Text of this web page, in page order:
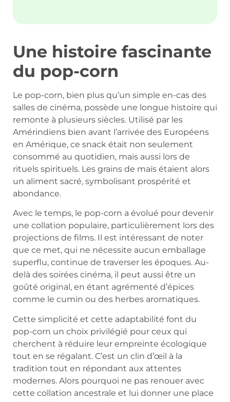
Une histoire fascinante
du pop-corn
Le pop-corn, bien plus qu’un simple en-cas des
salles de cinéma, possède une longue histoire qui
remonte à plusieurs siècles. Utilisé par les
Amérindiens bien avant l’arrivée des Européens
en Amérique, ce snack était non seulement
consommé au quotidien, mais aussi lors de
rituels spirituels. Les grains de maïs étaient alors
un aliment sacré, symbolisant prospérité et
abondance.
Avec le temps, le pop-corn a évolué pour devenir
une collation populaire, particulièrement lors des
projections de films. Il est intéressant de noter
que ce met, qui ne nécessite aucun emballage
superflu, continue de traverser les époques. Au-
delà des soirées cinéma, il peut aussi être un
goûté original, en étant agrémenté d’épices
comme le cumin ou des herbes aromatiques.
Cette simplicité et cette adaptabilité font du
pop-corn un choix privilégié pour ceux qui
cherchent à réduire leur empreinte écologique
tout en se régalant. C’est un clin d’œil à la
tradition tout en répondant aux attentes
modernes. Alors pourquoi ne pas renouer avec
cette collation ancestrale et lui donner une place